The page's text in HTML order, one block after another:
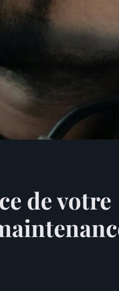
de votre